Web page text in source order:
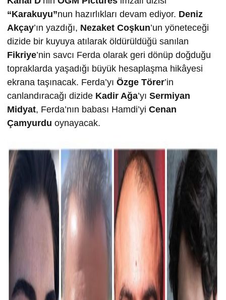
“Karakuyu”nun hazırlıkları devam ediyor. Deniz
Akçay’ın yazdığı, Nezaket Coşkun’un yöneteceği
dizide bir kuyuya atılarak öldürüldüğü sanılan
Fikriye’nin savcı Ferda olarak geri dönüp doğduğu
topraklarda yaşadığı büyük hesaplaşma hikâyesi
ekrana taşınacak. Ferda’yı Özge Törer’in
canlandıracağı dizide Kadir Ağa’yı Sermiyan
Midyat, Ferda’nın babası Hamdi’yi Cenan
Çamyurdu oynayacak.